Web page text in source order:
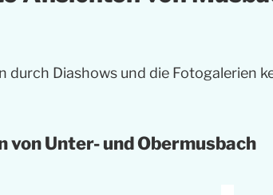
durch Diashows und die Fotogalerien
von Unter- und Obermusbach